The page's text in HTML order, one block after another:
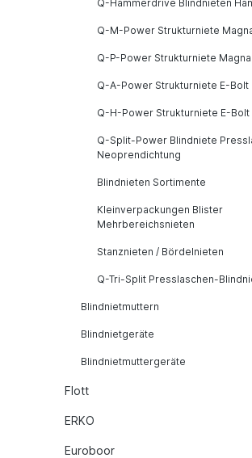
Q-Hammerdrive Blindnieten
Q-M-Power Strukturniete
Q-P-Power Strukturniete
Q-A-Power Strukturniete E-Bolt
Q-H-Power Strukturniete E-Bolt
Q-Split-Power Blindniete
Neoprendichtung
Blindnieten Sortimente
Kleinverpackungen Blister
Mehrbereichsnieten
Stanznieten / Bördelnieten
Q-Tri-Split Presslaschen-
Blindnietmuttern
Blindnietgeräte
Blindnietmuttergeräte
Flott
ERKO
Euroboor